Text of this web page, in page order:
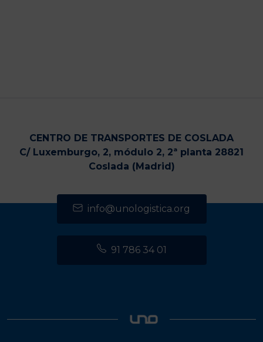
CENTRO DE TRANSPORTES DE COSLADA
C/ Luxemburgo, 2, módulo 2, 2ª planta 28821
Coslada (Madrid)
info@unologistica.org
91 786 34 01